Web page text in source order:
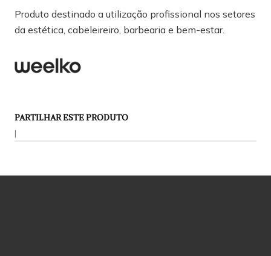
Produto destinado a utilização profissional nos setores
da estética, cabeleireiro, barbearia e bem-estar.
PARTILHAR ESTE PRODUTO
|